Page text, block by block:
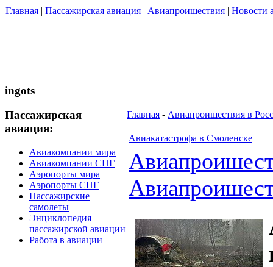
Главная | Пассажирская авиация | Авиапроишествия | Новости
ingots
Пассажирская
авиация:
Авиакомпании мира
Авиакомпании СНГ
Аэропорты мира
Аэропорты СНГ
Пассажирские
самолеты
Энциклопедия
пассажирской авиации
Работа в авиации
Главная - Авиапроишествия в
Авиакатастрофа в Смоленске